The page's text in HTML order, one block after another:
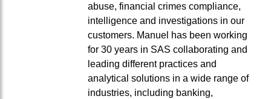
abuse, financial crimes compliance,
intelligence and investigations in our
customers. Manuel has been working
for 30 years in SAS collaborating and
leading different practices and
analytical solutions in a wide range of
industries, including banking,